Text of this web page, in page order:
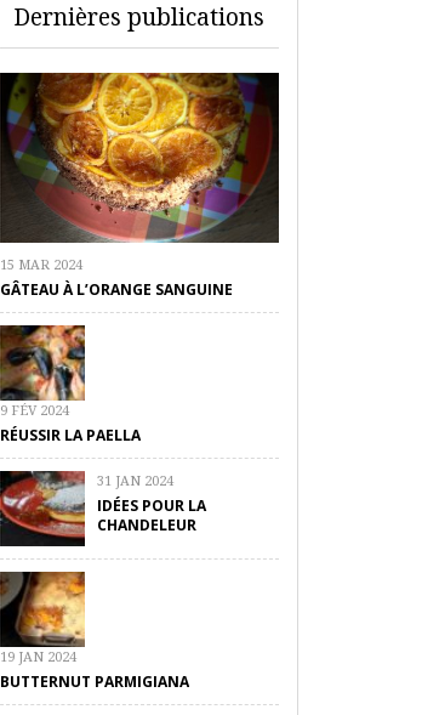
Dernières publications
15 MAR 2024
GÂTEAU À L’ORANGE SANGUINE
9 FÉV 2024
RÉUSSIR LA PAELLA
31 JAN 2024
IDÉES POUR LA
CHANDELEUR
19 JAN 2024
BUTTERNUT PARMIGIANA